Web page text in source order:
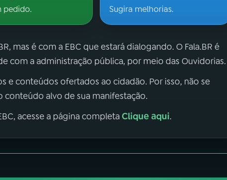
pedido. Sugira melhorias.
mas é com a EBC que estará dialogando. O Fala.BR é
com a administração pública, por meio das Ouvidorias.
e conteúdos ofertados ao cidadão. Por isso, não se
conteúdo alvo de sua manifestação.
acesse a página completaClique aqui.